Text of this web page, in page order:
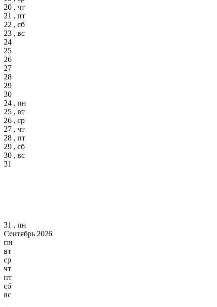
20 , чт
21 , пт
22 , сб
23 , вс
24
25
26
27
28
29
30
24 , пн
25 , вт
26 , ср
27 , чт
28 , пт
29 , сб
30 , вс
31
31 , пн
Сентябрь 2026
пн
вт
ср
чт
пт
сб
вс